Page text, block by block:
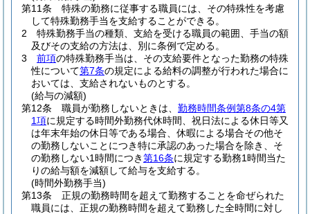
第11条
特殊の勤務に従事する職員には、その特殊性を考慮
して特殊勤務手当を支給することができる。
2
特殊勤務手当の種類、支給を受ける職員の範囲、手当の額
及びその支給の方法は、別に条例で定める。
3
前項の特殊勤務手当は、その支給要件となった勤務の特殊
性について第7条の規定による給料の調整が行われた場合に
おいては、支給されないものとする。
(給与の減額)
第12条
職員が勤務しないときは、 勤務時間条例第8条の4第
1項に規定する時間外勤務代休時間、祝日法による休日等又
は年末年始の休日等である場合、休暇による場合その他そ
の勤務しないことにつき特に承認のあった場合を除き、そ
の勤務しない1時間につき第16条に規定する勤務1時間当た
りの給与額を減額して給与を支給する。
(時間外勤務手当)
第13条
正規の勤務時間を超えて勤務することを命ぜられた
職員には、正規の勤務時間を超えて勤務した全時間に対し